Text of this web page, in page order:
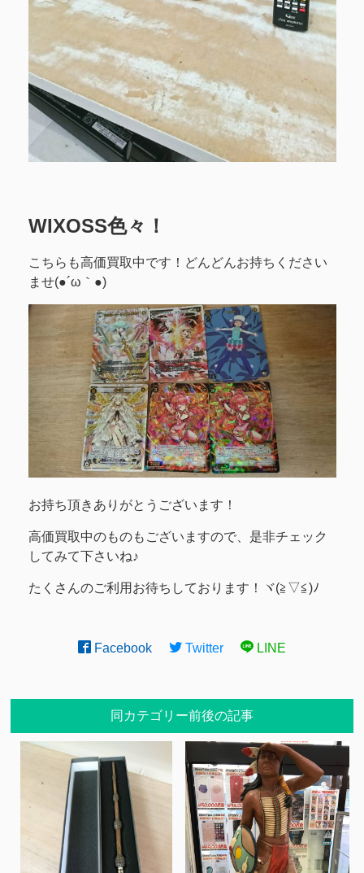
WIXOSS色々！
こちらも高価買取中です！どんどんお持ちください
ませ(●´ω｀●)
お持ち頂きありがとうございます！
高価買取中のものもございますので、是非チェック
してみて下さいね♪
たくさんのご利用お待ちしております！ヾ(≧▽≦)ﾉ
Facebook Twitter LINE
同カテゴリー前後の記事